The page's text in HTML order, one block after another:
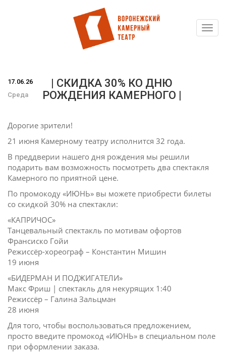
17.06.26
Среда
| СКИДКА 30% КО ДНЮ
РОЖДЕНИЯ КАМЕРНОГО |
Дорогие зрители!
21 июня Камерному театру исполнится 32 года.
В преддверии нашего дня рождения мы решили
подарить вам возможность посмотреть два спектакля
Камерного по приятной цене.
По промокоду «ИЮНЬ» вы можете приобрести билеты
со скидкой 30% на спектакли:
«КАПРИЧОС»
Танцевальный спектакль по мотивам офортов
Франсиско Гойи
Режиссёр-хореограф – Константин Мишин
19 июня
«БИДЕРМАН И ПОДЖИГАТЕЛИ»
Макс Фриш | спектакль для некурящих 1:40
Режиссёр – Галина Зальцман
28 июня
Для того, чтобы воспользоваться предложением,
просто введите промокод «ИЮНЬ» в специальном поле
при оформлении заказа.